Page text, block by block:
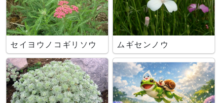
セイヨウノコギリソウ ムギセンノウ